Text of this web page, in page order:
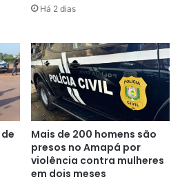
voltou a ocorrer. O militar
– o que foi filmado e
Ainda durante o
que atirou depois de avistar
e que um deles teria
de atirar.
Há 2 dias
Mais de 200 homens são
presos no Amapá por
violência contra mulheres
em dois meses